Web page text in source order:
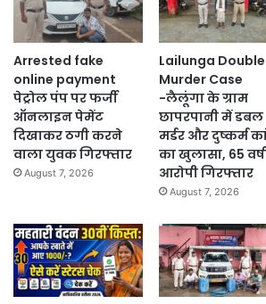
Arrested fake
online payment
पेट्रोल पंप पर फर्जी
ऑनलाइन पेमेंट
दिखाकर ठगी करने
वाला युवक गिरफ्तार
August 7, 2026
Lailunga Double
Murder Case
-लैलूंगा के ग्राम
छापरपानी में डबल
मर्डर और दुष्कर्म
का खुलासा, 65
आरोपी गिरफ्तार
August 7, 2026